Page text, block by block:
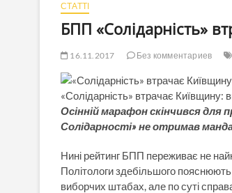
СТАТТІ
БПП «Солідарність»
16.11.2017 Без комментариев
«Солідарність» втрачає Київщину:
Осінній марафон скінчився для
Солідарності» не отримав
Нині рейтинг БПП переживає не
Політологи здебільшого
виборчих штабах, але по суті справа